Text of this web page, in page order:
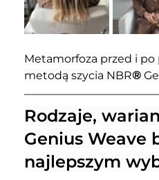
Metamorfoza przed i po
metodą szycia NBR®
Rodzaje,
Genius Weave
najlepszym